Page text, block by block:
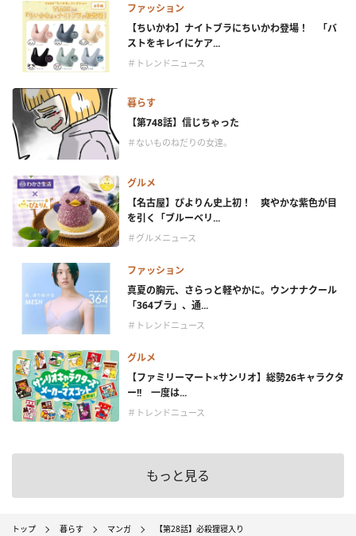
ファッション
【ちいかわ】ナイトブラにちいかわ登場！ 「バ
ストをキレイにケア...
＃トレンドニュース
暮らす
【第748話】信じちゃった
＃ないものねだりの女達。
グルメ
【名古屋】ぴよりん史上初！ 爽やかな紫色が目
を引く「ブルーベリ...
＃グルメニュース
ファッション
真夏の胸元、さらっと軽やかに。ウンナナクール
「364ブラ」、通...
＃トレンドニュース
グルメ
【ファミリーマート×サンリオ】総勢26キャラクタ
ー!! 一度は...
＃トレンドニュース
もっと見る
トップ 暮らす マンガ 【第28話】必殺狸寝入り